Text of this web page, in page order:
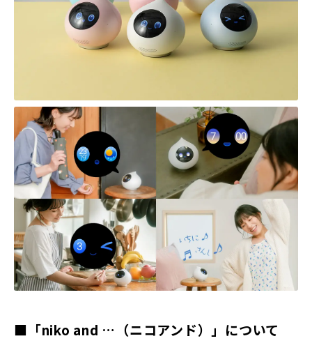
■「niko and …（ニコアンド）」について